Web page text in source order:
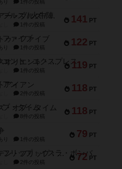
り 1件の投稿
141 PT
ファイアー・ブルズ / 火牛陣
1件の投稿
122 PT
ゥ・ファイブ
り 1件の投稿
119 PT
トランスオリエント・エクスプレス
1件の投稿
118 PT
アイアン
2件の投稿
118 PT
・オブ・タイム
8件の投稿
79 PT
り 1件の投稿
72 PT
キャプテン・フリップ：イスラ・ボンバ
2件の投稿